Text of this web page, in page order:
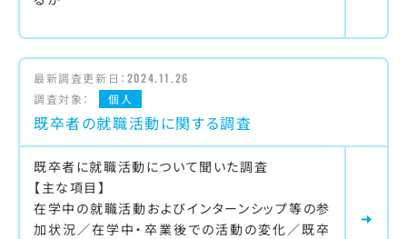
最新調査更新日： 2024.11.26
調査対象：
個人
既卒者の就職活動に関する調査
既卒者に就職活動について聞いた調査
【主な項目】
在学中の就職活動およびインターンシップ等の参
加状況／在学中・卒業後での活動の変化／既卒